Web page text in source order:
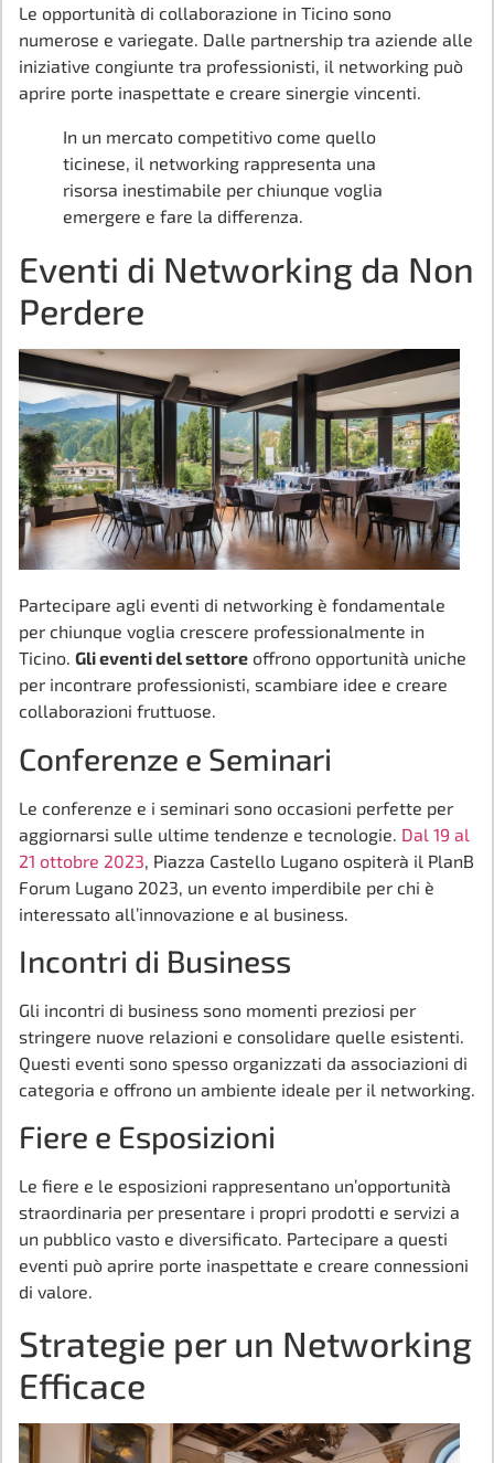
Le opportunità di collaborazione in Ticino sono
numerose e variegate. Dalle partnership tra aziende alle
iniziative congiunte tra professionisti, il networking può
aprire porte inaspettate e creare sinergie vincenti.
In un mercato competitivo come quello
ticinese, il networking rappresenta una
risorsa inestimabile per chiunque voglia
emergere e fare la differenza.
Eventi di Networking da Non
Perdere
Partecipare agli eventi di networking è fondamentale
per chiunque voglia crescere professionalmente in
Ticino. Gli eventi del settore offrono opportunità uniche
per incontrare professionisti, scambiare idee e creare
collaborazioni fruttuose.
Conferenze e Seminari
Le conferenze e i seminari sono occasioni perfette per
aggiornarsi sulle ultime tendenze e tecnologie. Dal 19 al
21 ottobre 2023 , Piazza Castello Lugano ospiterà il PlanB
Forum Lugano 2023, un evento imperdibile per chi è
interessato all’innovazione e al business.
Incontri di Business
Gli incontri di business sono momenti preziosi per
stringere nuove relazioni e consolidare quelle esistenti.
Questi eventi sono spesso organizzati da associazioni di
categoria e offrono un ambiente ideale per il networking.
Fiere e Esposizioni
Le fiere e le esposizioni rappresentano un’opportunità
straordinaria per presentare i propri prodotti e servizi a
un pubblico vasto e diversificato. Partecipare a questi
eventi può aprire porte inaspettate e creare connessioni
di valore.
Strategie per un Networking
Efficace